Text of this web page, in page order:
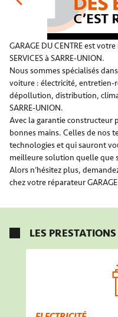
GARAGE DU CENTRE est
SERVICES à SARRE-UNION.
Nous sommes spécialisés
voiture : électricité, entretien-
dépollution, distribution,
SARRE-UNION.
Avec la garantie constructeur
bonnes mains. Celles de nos
technologies et qui sauront
meilleure solution quelle que
Alors n’hésitez plus,
chez votre réparateur GARAGE
LES